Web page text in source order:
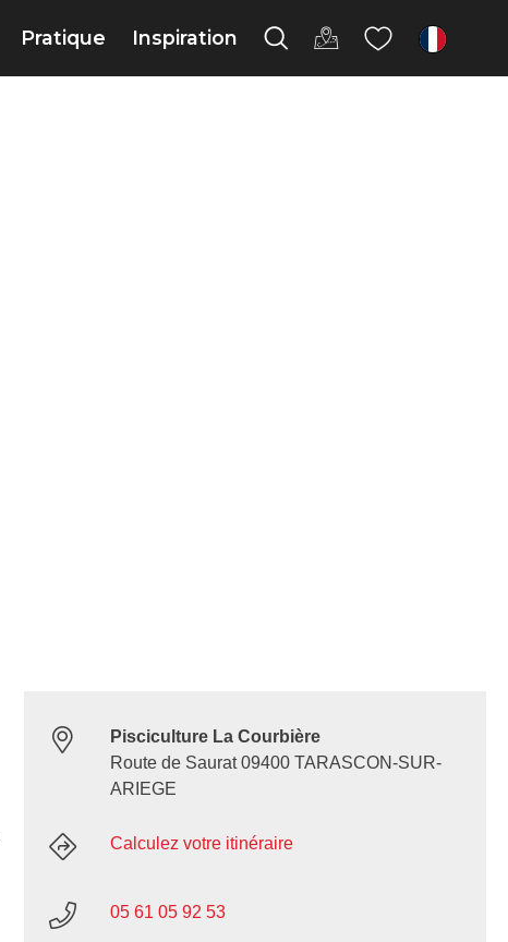
Pratique Inspiration fr
Pisciculture La Courbière
Route de Saurat 09400 TARASCON-SUR-
ARIEGE
Calculez votre itinéraire
05 61 05 92 53